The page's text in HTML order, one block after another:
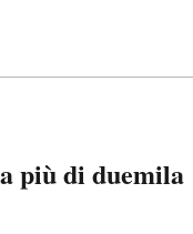
più di duemila